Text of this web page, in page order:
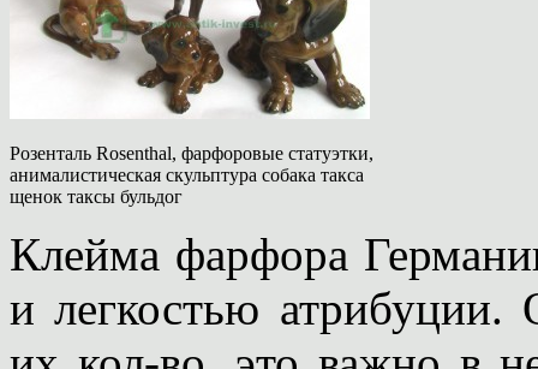
Розенталь Rosenthal, фарфоровые статуэтки,
анималистическая скульптура собака такса
щенок таксы бульдог
Клейма фарфора
и легкостью атрибуции.